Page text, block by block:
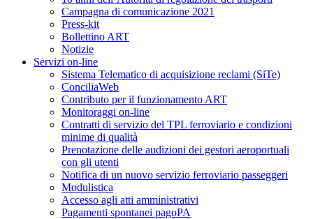
Campagna di comunicazione 2021
Press-kit
Bollettino ART
Notizie
Servizi on-line
Sistema Telematico di acquisizione reclami (SiTe)
ConciliaWeb
Contributo per il funzionamento ART
Monitoraggi on-line
Contratti di servizio del TPL ferroviario e condizioni
minime di qualità
Prenotazione delle audizioni dei gestori aeroportuali
con gli utenti
Notifica di un nuovo servizio ferroviario passeggeri
Modulistica
Accesso agli atti amministrativi
Pagamenti spontanei pagoPA